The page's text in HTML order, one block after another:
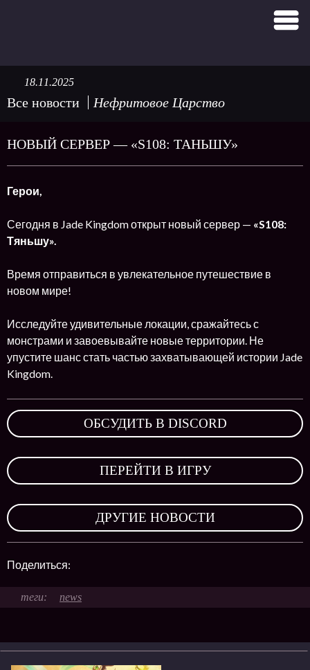
Все новости Нефритовое Царство
18.11.2025
НОВЫЙ СЕРВЕР — «S108: ТАНЬШУ»
Герои,
Сегодня в Jade Kingdom открыт новый сервер — «S108:
Тяньшу».
Время отправиться в увлекательное путешествие в
новом мире!
Исследуйте удивительные локации, сражайтесь с
монстрами и завоевывайте новые территории. Не
упустите шанс стать частью захватывающей истории Jade
Kingdom.
ОБСУДИТЬ В DISCORD
ПЕРЕЙТИ В ИГРУ
ДРУГИЕ НОВОСТИ
Поделиться:
news